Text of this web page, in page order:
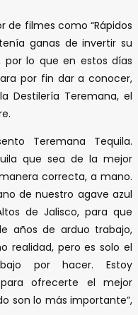
de filmes como “Rápidos
ganas de invertir su
por lo que en estos días
por fin dar a conocer,
Destilería Teremana, el
Teremana Tequila.
que sea de la mejor
correcta, a mano.
de nuestro agave azul
de Jalisco, para que
años de arduo trabajo,
realidad, pero es solo el
por hacer. Estoy
ofrecerte el mejor
son lo más importante”,